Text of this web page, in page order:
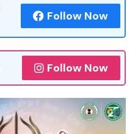
Follow Now
Follow Now